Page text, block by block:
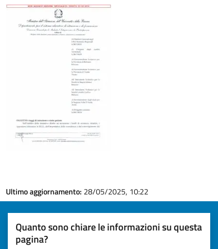
Ultimo aggiornamento: 28/05/2025, 10:22
Quanto sono chiare le informazioni su questa
pagina?